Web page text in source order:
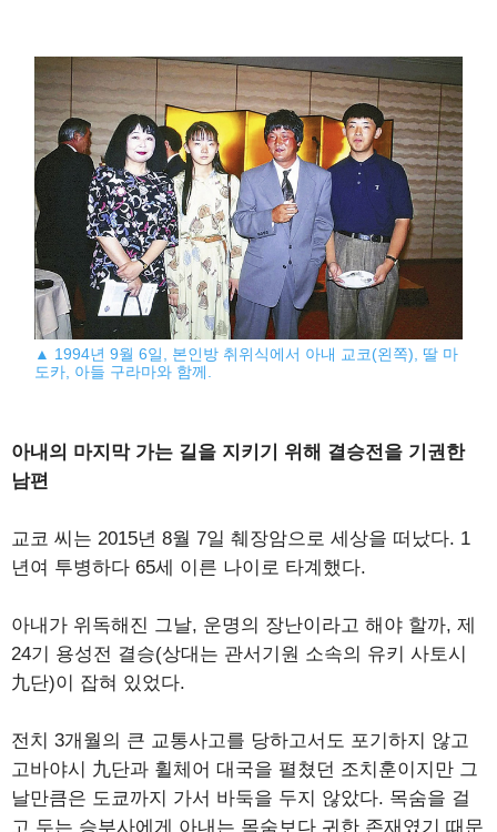
▲ 1994년 9월 6일, 본인방 취위식에서 아내 교코(왼쪽), 딸 마
도카, 아들 구라마와 함께.
아내의 마지막 가는 길을 지키기 위해 결승전을 기권한
남편
교코 씨는 2015년 8월 7일 췌장암으로 세상을 떠났다. 1
년여 투병하다 65세 이른 나이로 타계했다.
아내가 위독해진 그날, 운명의 장난이라고 해야 할까, 제
24기 용성전 결승(상대는 관서기원 소속의 유키 사토시
九단)이 잡혀 있었다.
전치 3개월의 큰 교통사고를 당하고서도 포기하지 않고
고바야시 九단과 휠체어 대국을 펼쳤던 조치훈이지만 그
날만큼은 도쿄까지 가서 바둑을 두지 않았다. 목숨을 걸
고 두는 승부사에게 아내는 목숨보다 귀한 존재였기 때문